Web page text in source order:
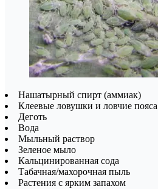
Нашатырный спирт (аммиак)
Клеевые ловушки и ловчие пояса
Деготь
Вода
Мыльный раствор
Зеленое мыло
Кальцинированная сода
Табачная/махорочная пыль
Растения с ярким запахом